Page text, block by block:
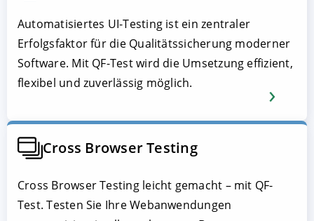
Automatisiertes UI-Testing ist ein zentraler
Erfolgsfaktor für die Qualitätssicherung moderner
Software. Mit QF-Test wird die Umsetzung effizient,
flexibel und zuverlässig möglich.
Cross Browser Testing
Cross Browser Testing leicht gemacht – mit QF-
Test. Testen Sie Ihre Webanwendungen